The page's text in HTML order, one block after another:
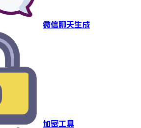
微信聊天生成
加密工具